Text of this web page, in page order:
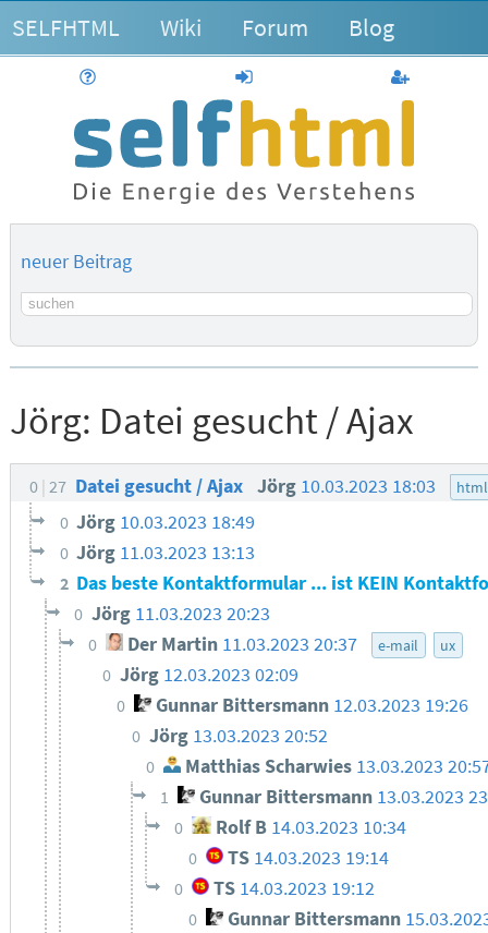
SELFHTML Wiki Forum Blog
anmelden
neuer Beitrag
Suchbegriff
Jörg: Datei gesucht / Ajax
0 27 Datei gesucht / Ajax Jörg 10.03.2023 18:03 html
0 Jörg 10.03.2023 18:49
0 Jörg 11.03.2023 13:13
2 Das beste Kontaktformular ... ist KEIN
0 Jörg 11.03.2023 20:23
0 Der Martin 11.03.2023 20:37 e-mail ux
0 Jörg 12.03.2023 02:09
0 Gunnar Bittersmann 12.03.2023 19:26
0 Jörg 13.03.2023 20:52
0 Matthias Scharwies 13.03.2023
1 Gunnar Bittersmann 13.03.2023
0 Rolf B 14.03.2023 10:34
0 TS 14.03.2023 19:14
0 TS 14.03.2023 19:12
0 Gunnar Bittersmann